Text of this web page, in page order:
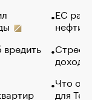
ЕС
нефти
Что
для